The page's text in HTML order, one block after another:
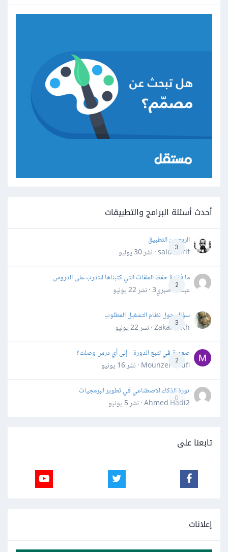
أحدث أسئلة البرامج والتطبيقات
3
الربح من التطبيق
said darif · نشر
30 يوليو
2
ما فائدة حفظ الملفات التي كتبناها للتدرب على الدروس
عبدالله صبري3 · نشر
22 يوليو
3
سؤال حول نظام التشغيل المطلوب
Zakaria Kh · نشر
22 يوليو
2
صعوبة في تتبع الدورة - إلى أي درس وصلت؟
Mounzer Soufi · نشر
16 يونيو
0
ثورة الذكاء الاصطناعي في تطوير البرمجيات
Ahmed Hadi2 · نشر
5 يونيو
تابعنا على
إعلانات